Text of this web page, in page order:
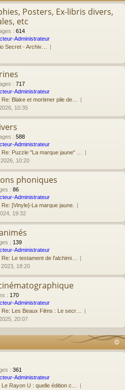
Posters, Ex-libris divers,
etc
: 614
Administrateur
Secret - Archiv…
: 717
Administrateur
Re: Blake et mortimer pile de…
10:35
: 588
Administrateur
Re: Puzzle "La marque jaune" …
2026, 10:20
phoniques
: 86
Administrateur
Re: [Vinyle]-La marque jaune.
19:32
: 139
Administrateur
Re: Le testament de l'alchimi…
2023, 18:20
: 170
Administrateur
Re: Les Beaux Films : Le secr…
20:07
: 361
Administrateur
Le Rayon U : quelle édition c…